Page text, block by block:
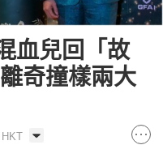
血兒回「故
奇撞樣兩大